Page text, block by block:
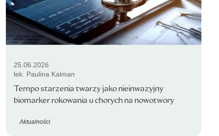
25.06.2026
lek. Paulina Kalman
Tempo starzenia twarzy jako nieinwazyjny
biomarker rokowania u chorych na nowotwory
Aktualności